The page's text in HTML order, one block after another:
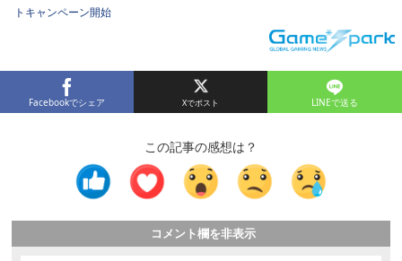
トキャンペーン開始
Facebookでシェア LINEで送る
この記事の感想は？
コメント欄を非表示